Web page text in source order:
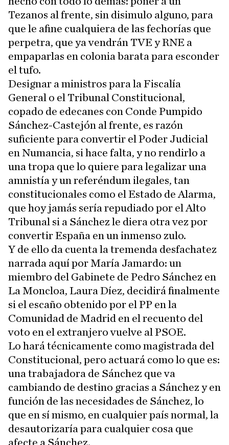
Tezanos al frente, sin disimulo alguno, para
que le afine cualquiera de las fechorías que
perpetra, que ya vendrán TVE y RNE a
empaparlas en colonia barata para esconder
el tufo.
Designar a ministros para la Fiscalía
General o el Tribunal Constitucional,
copado de edecanes con Conde Pumpido
Sánchez-Castejón al frente, es razón
suficiente para convertir el Poder Judicial
en Numancia, si hace falta, y no rendirlo a
una tropa que lo quiere para legalizar una
amnistía y un referéndum ilegales, tan
constitucionales como el Estado de Alarma,
que hoy jamás sería repudiado por el Alto
Tribunal si a Sánchez le diera otra vez por
convertir España en un inmenso zulo.
Y de ello da cuenta la tremenda desfachatez
narrada aquí por María Jamardo: un
miembro del Gabinete de Pedro Sánchez en
La Moncloa, Laura Díez, decidirá finalmente
si el escaño obtenido por el PP en la
Comunidad de Madrid en el recuento del
voto en el extranjero vuelve al PSOE.
Lo hará técnicamente como magistrada del
Constitucional, pero actuará como lo que es:
una trabajadora de Sánchez que va
cambiando de destino gracias a Sánchez y en
función de las necesidades de Sánchez, lo
que en sí mismo, en cualquier país normal, la
desautorizaría para cualquier cosa que
afecte a Sánchez.